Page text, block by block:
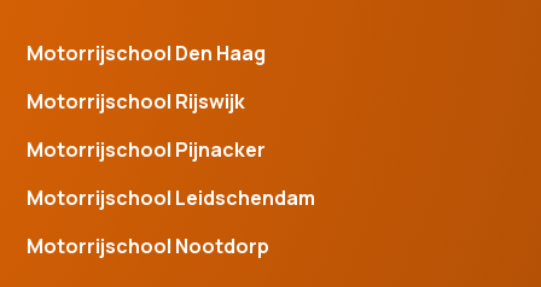
Motorrijschool Den Haag
Motorrijschool Rijswijk
Motorrijschool Pijnacker
Motorrijschool Leidschendam
Motorrijschool Nootdorp